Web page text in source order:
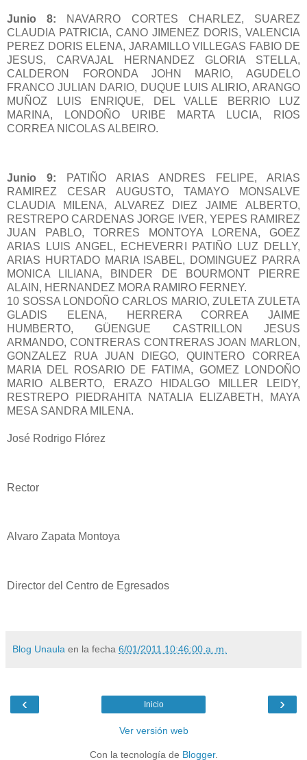
Junio 8: NAVARRO CORTES CHARLEZ, SUAREZ
CLAUDIA PATRICIA, CANO JIMENEZ DORIS, VALENCIA
PEREZ DORIS ELENA, JARAMILLO VILLEGAS FABIO DE
JESUS, CARVAJAL HERNANDEZ GLORIA STELLA,
CALDERON FORONDA JOHN MARIO, AGUDELO
FRANCO JULIAN DARIO, DUQUE LUIS ALIRIO, ARANGO
MUÑOZ LUIS ENRIQUE, DEL VALLE BERRIO LUZ
MARINA, LONDOÑO URIBE MARTA LUCIA, RIOS
CORREA NICOLAS ALBEIRO.
Junio 9: PATIÑO ARIAS ANDRES FELIPE, ARIAS
RAMIREZ CESAR AUGUSTO, TAMAYO MONSALVE
CLAUDIA MILENA, ALVAREZ DIEZ JAIME ALBERTO,
RESTREPO CARDENAS JORGE IVER, YEPES RAMIREZ
JUAN PABLO, TORRES MONTOYA LORENA, GOEZ
ARIAS LUIS ANGEL, ECHEVERRI PATIÑO LUZ DELLY,
ARIAS HURTADO MARIA ISABEL, DOMINGUEZ PARRA
MONICA LILIANA, BINDER DE BOURMONT PIERRE
ALAIN, HERNANDEZ MORA RAMIRO FERNEY.
10 SOSSA LONDOÑO CARLOS MARIO, ZULETA ZULETA
GLADIS ELENA, HERRERA CORREA JAIME
HUMBERTO, GÜENGUE CASTRILLON JESUS
ARMANDO, CONTRERAS CONTRERAS JOAN MARLON,
GONZALEZ RUA JUAN DIEGO, QUINTERO CORREA
MARIA DEL ROSARIO DE FATIMA, GOMEZ LONDOÑO
MARIO ALBERTO, ERAZO HIDALGO MILLER LEIDY,
RESTREPO PIEDRAHITA NATALIA ELIZABETH, MAYA
MESA SANDRA MILENA.
José Rodrigo Flórez
Rector
Alvaro Zapata Montoya
Director del Centro de Egresados
Blog Unaula en la fecha 6/01/2011 10:46:00 a. m.
‹ ›
Inicio
Ver versión web
Con la tecnología de Blogger.